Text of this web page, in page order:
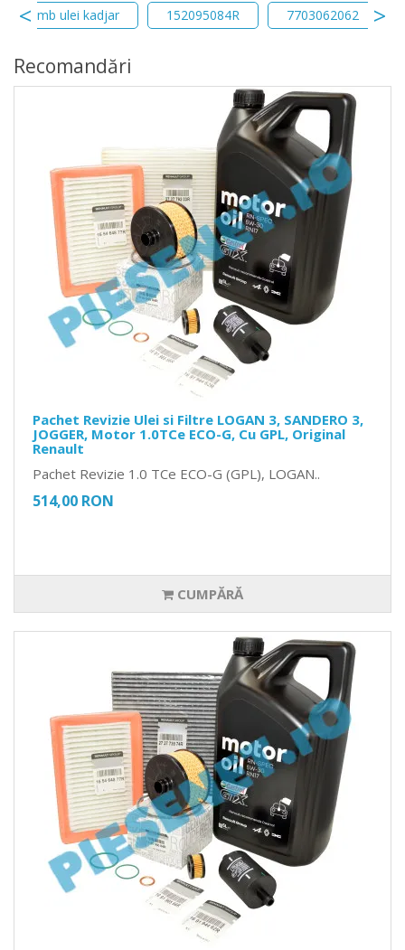
schimb ulei kadjar 152095084R 7703062062
Recomandări
Pachet Revizie Ulei si Filtre LOGAN 3, SANDERO 3,
JOGGER, Motor 1.0TCe ECO-G, Cu GPL, Original
Renault
Pachet Revizie 1.0 TCe ECO-G (GPL), LOGAN..
514,00 RON
CUMPĂRĂ